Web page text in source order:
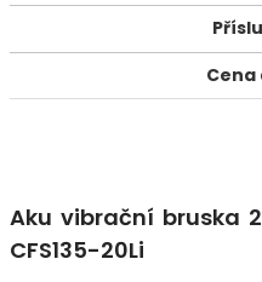
Aku vibrační bruska
CFS135-20Li